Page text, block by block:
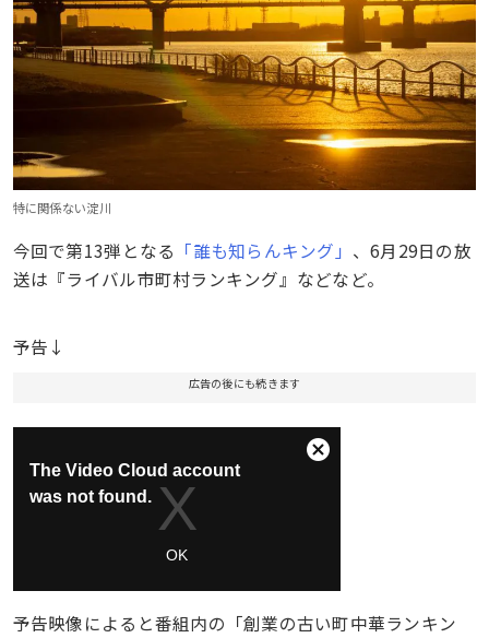
特に関係ない淀川
今回で第13弾となる 「誰も知らんキング」 、6月29日の放
送は『ライバル市町村ランキング』などなど。
予告↓
広告の後にも続きます
予告映像によると番組内の「創業の古い町中華ランキン